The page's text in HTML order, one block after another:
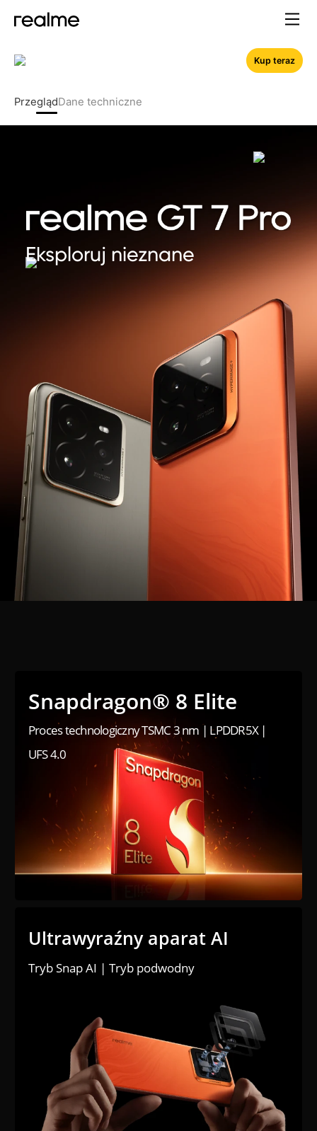
PrzeglądDane techniczne
Kup teraz
Eksploruj nieznane
Ultrawyraźny aparat AI
Tryb Snap AI | Tryb podwodny
Snapdragon® 8 Elite
Proces technologiczny TSMC 3 nm | LPDDR5X |
UFS 4.0